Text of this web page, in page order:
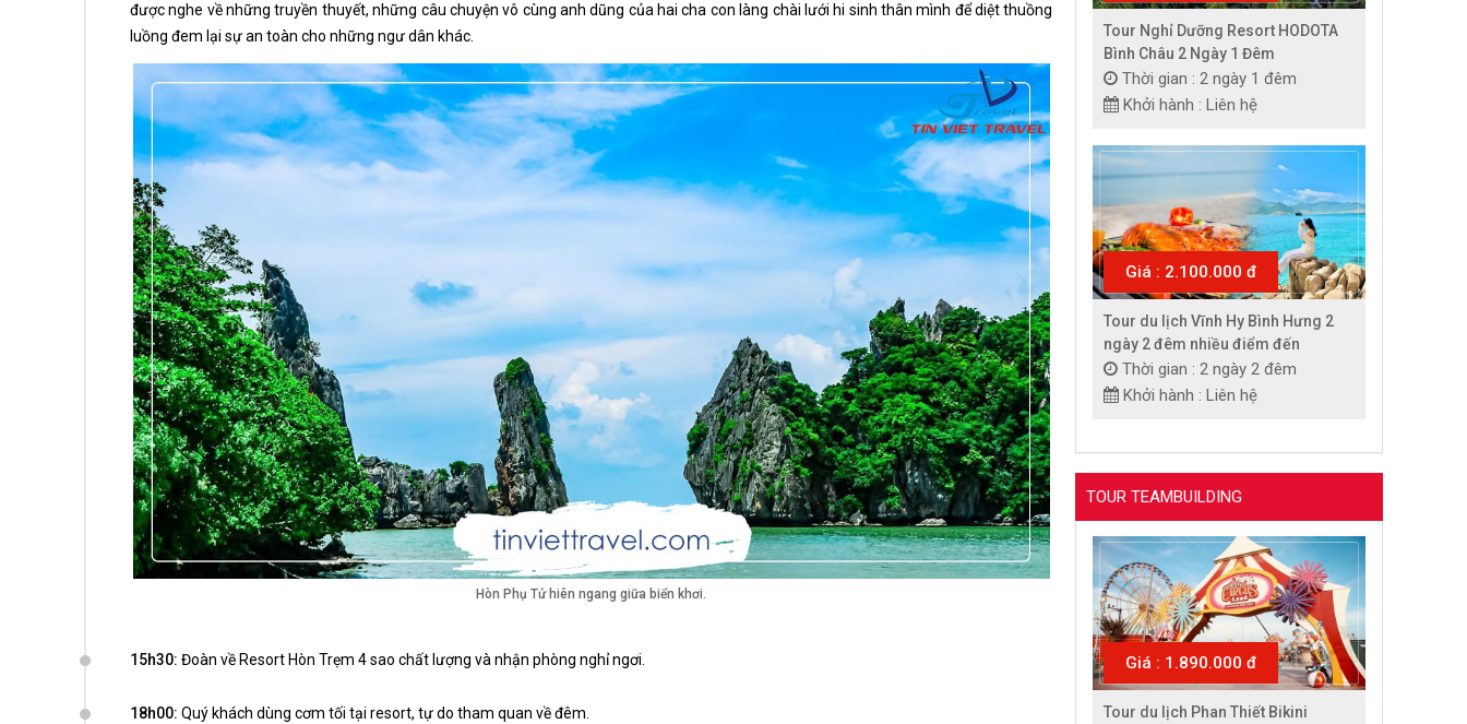
được nghe về những truyền thuyết, những câu chuyện vô cùng anh dũng của hai cha con làng chài lưới hi sinh thân mình để diệt thuồng
luồng đem lại sự an toàn cho những ngư dân khác.
Hòn Phụ Tử hiên ngang giữa biển khơi.
15h30: Đoàn về Resort Hòn Trẹm 4 sao chất lượng và nhận phòng nghỉ ngơi.
18h00: Quý khách dùng cơm tối tại resort, tự do tham quan về đêm.
Tour Nghỉ Dưỡng Resort HODOTA
Bình Châu 2 Ngày 1 Đêm
Thời gian : 2 ngày 1 đêm
Khởi hành : Liên hệ
Giá : 2.100.000 đ
Tour du lịch Vĩnh Hy Bình Hưng 2
ngày 2 đêm nhiều điểm đến
Thời gian : 2 ngày 2 đêm
Khởi hành : Liên hệ
TOUR TEAMBUILDING
Giá : 1.890.000 đ
Tour du lịch Phan Thiết Bikini